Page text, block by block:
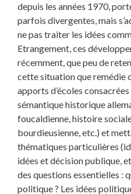
depuis les années 1970,
parfois divergentes, mais
ne pas traiter les idées
Etrangement, ces
récemment, que peu de
cette situation que remédie
apports d’écoles
sémantique historique
foucaldienne, histoire
bourdieusienne, etc.) et
thématiques particulières
idées et décision publique,
des questions essentielles :
politique ? Les idées